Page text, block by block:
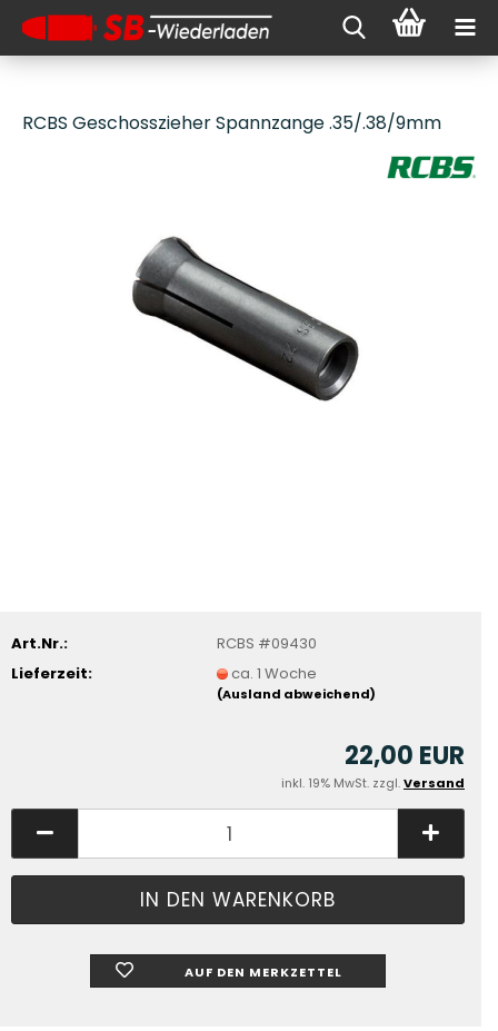
RCBS Geschosszieher Spannzange .35/.38/9mm
Art.Nr.:
RCBS #09430
Lieferzeit:
ca. 1 Woche
(Ausland abweichend)
22,00 EUR
inkl. 19% MwSt. zzgl.Versand
AUF DEN MERKZETTEL